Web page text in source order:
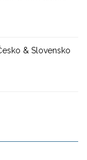
& Slovensko